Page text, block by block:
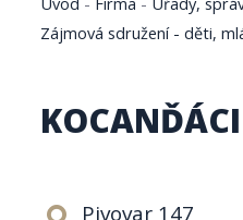
Zájmová sdružení - děti,
KOCANĎÁCI
Pivovar 147